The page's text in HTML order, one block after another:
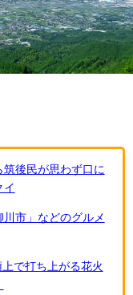
後民が思わず口に
イ
市」などのグルメ
で打ち上がる花火